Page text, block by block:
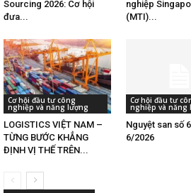
Sourcing 2026: Cơ hội
đưa...
nghiệp
(MTI)...
Cơ hội đầu tư công
nghiệp và năng lượng
LOGISTICS VIỆT NAM –
TỪNG BƯỚC KHẲNG
ĐỊNH VỊ THẾ TRÊN...
Cơ hội đầu tư
nghiệp và năng
Nguyệt san số
6/2026